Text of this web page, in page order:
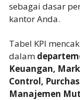
sebagai dasar
kantor Anda.
Tabel KPI
dalam
Keuangan,
Control,
Manajemen